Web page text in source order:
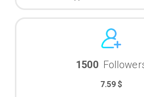
1500
7.59 $